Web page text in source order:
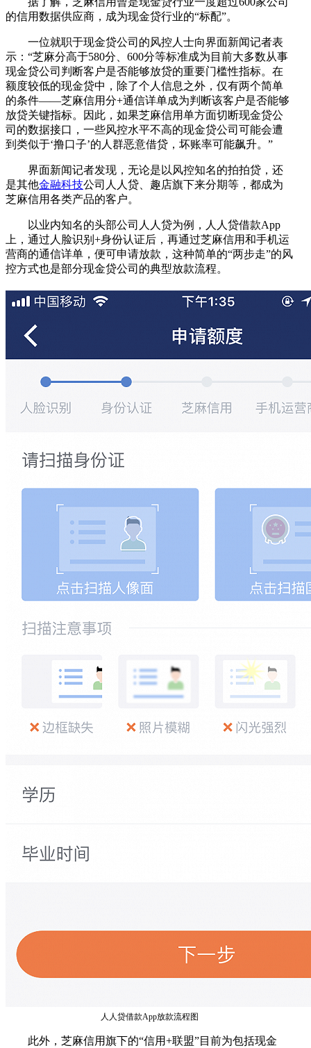
的信用数据供应商，成为现金贷行业的“标配”。
一位就职于现金贷公司的风控人士向界面新闻记者表
示：“芝麻分高于580分、600分等标准成为目前大多数从事
现金贷公司判断客户是否能够放贷的重要门槛性指标。在
额度较低的现金贷中，除了个人信息之外，仅有两个简单
的条件——芝麻信用分+通信详单成为判断该客户是否能够
放贷关键指标。因此，如果芝麻信用单方面切断现金贷公
司的数据接口，一些风控水平不高的现金贷公司可能会遭
到类似于‘撸口子’的人群恶意借贷，坏账率可能飙升。”
界面新闻记者发现，无论是以风控知名的拍拍贷，还
是其他金融科技公司人人贷、趣店旗下来分期等，都成为
芝麻信用各类产品的客户。
以业内知名的头部公司人人贷为例，人人贷借款App
上，通过人脸识别+身份认证后，再通过芝麻信用和手机运
营商的通信详单，便可申请放款，这种简单的“两步走”的风
控方式也是部分现金贷公司的典型放款流程。
人人贷借款App放款流程图
此外，芝麻信用旗下的“信用+联盟”目前为包括现金